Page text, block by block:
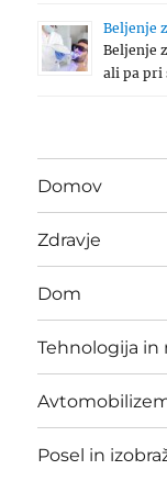
Beljenje
Beljenje
ali pa pri
Domov
Zdravje
Dom
Tehnologija in
Posel in